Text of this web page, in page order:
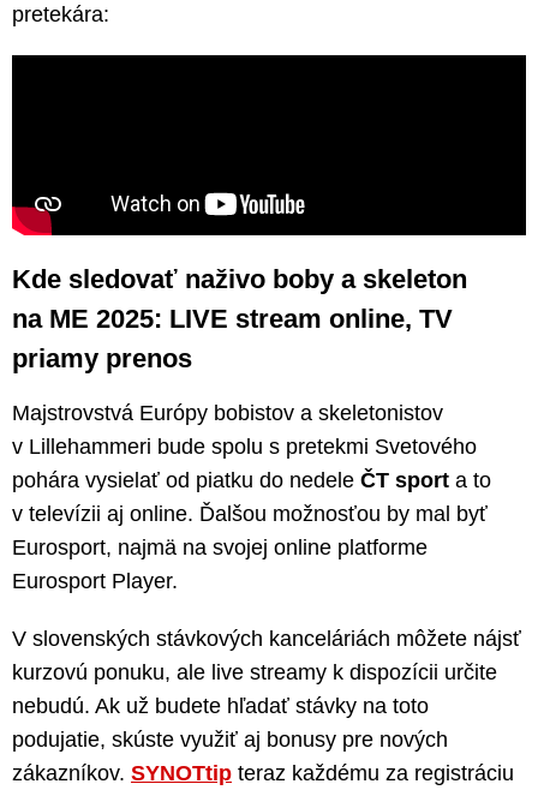
pretekára:
Kde sledovať naživo boby a skeleton
na ME 2025: LIVE stream online, TV
priamy prenos
Majstrovstvá Európy bobistov a skeletonistov
v Lillehammeri bude spolu s pretekmi Svetového
pohára vysielať od piatku do nedele ČT sport a to
v televízii aj online. Ďalšou možnosťou by mal byť
Eurosport, najmä na svojej online platforme
Eurosport Player.
V slovenských stávkových kanceláriách môžete nájsť
kurzovú ponuku, ale live streamy k dispozícii určite
nebudú. Ak už budete hľadať stávky na toto
podujatie, skúste využiť aj bonusy pre nových
zákazníkov. SYNOTtip teraz každému za registráciu